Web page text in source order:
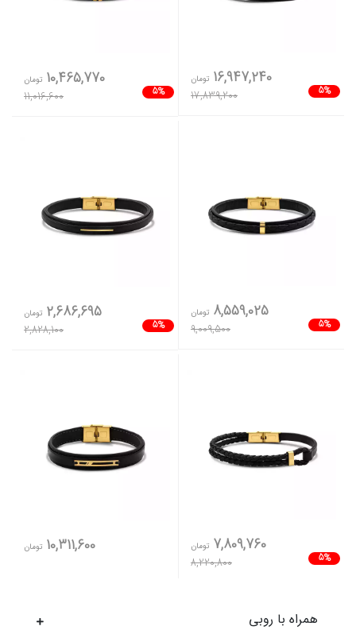
5%
16,947,240 تومان
17,839,200
5%
10,465,770 تومان
11,016,600
5%
8,559,025 تومان
9,009,500
5%
2,686,695 تومان
2,828,100
5%
7,809,760 تومان
8,220,800
10,311,600 تومان
همراه با روبی